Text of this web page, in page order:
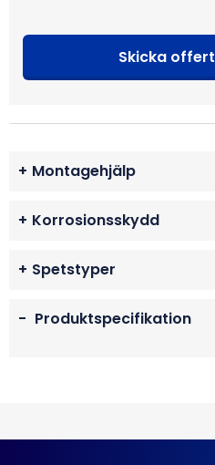
Skicka
+ Montagehjälp
+ Korrosionsskydd
+ Spetstyper
- Produktspecifikation